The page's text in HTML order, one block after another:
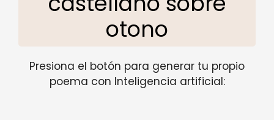
otono
Presiona el botón para generar tu propio
poema con Inteligencia artificial: